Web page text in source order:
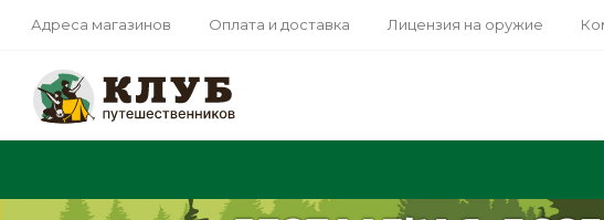
Адреса магазинов Оплата и доставка Лицензия на оружие